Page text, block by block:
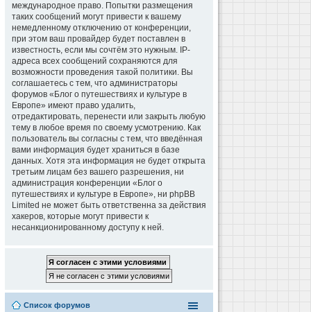
международное право. Попытки размещения
таких сообщений могут привести к вашему
немедленному отключению от конференции,
при этом ваш провайдер будет поставлен в
известность, если мы сочтём это нужным. IP-
адреса всех сообщений сохраняются для
возможности проведения такой политики. Вы
соглашаетесь с тем, что администраторы
форумов «Блог о путешествиях и культуре в
Европе» имеют право удалить,
отредактировать, перенести или закрыть любую
тему в любое время по своему усмотрению. Как
пользователь вы согласны с тем, что введённая
вами информация будет храниться в базе
данных. Хотя эта информация не будет открыта
третьим лицам без вашего разрешения, ни
администрация конференции «Блог о
путешествиях и культуре в Европе», ни phpBB
Limited не может быть ответственна за действия
хакеров, которые могут привести к
несанкционированному доступу к ней.
Список форумов